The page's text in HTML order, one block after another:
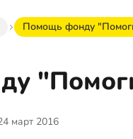
Помощь фонду
март 2016